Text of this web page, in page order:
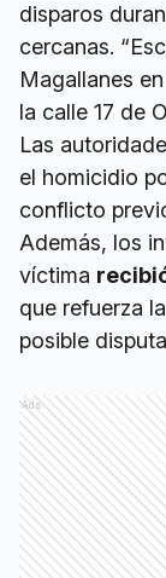
disparos
cercanas.
Magallanes
la calle 17 de
Las
el homicidio
conflicto
Además, los
víctima
que refuerza
posible
Ads